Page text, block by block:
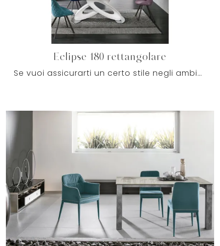
Eclipse 180 rettangolare
Se vuoi assicurarti un certo stile negli ambienti domestici, ma vuoi anche ottenere il meglio dallo spazio disponibile, allora le nostre soluzioni ...